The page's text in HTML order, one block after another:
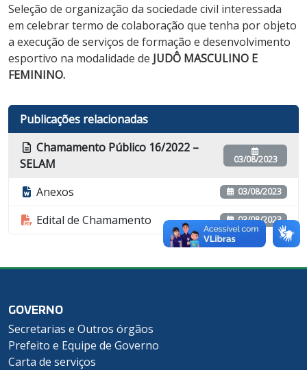
Seleção de organização da sociedade civil interessada
em celebrar termo de colaboração que tenha por objeto
a execução de serviços de formação e desenvolvimento
esportivo na modalidade de JUDÔ MASCULINO E
FEMININO.
Publicações relacionadas
Chamamento Público 16/2022 –
SELAM
03/08/2023
Anexos 03/08/2023
Edital de Chamamento 03/08/2023
GOVERNO
Secretarias e Outros órgãos
Prefeito e Equipe de Governo
Carta de serviços